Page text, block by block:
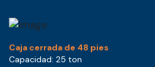
Caja cerrada de 48 pies
Capacidad: 25 ton